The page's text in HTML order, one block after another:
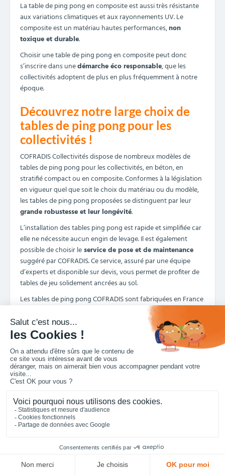
La table de ping pong en composite est aussi très résistante
aux variations climatiques et aux rayonnements UV. Le
composite est un matériau hautes performances,non
toxique et durable.
Choisir une table de ping pong en composite peut donc
s’inscrire dans unedémarche éco responsable, que les
collectivités adoptent de plus en plus fréquemment à notre
époque.
Découvrez notre large choix de
tables de ping pong pour les
collectivités !
COFRADIS Collectivités dispose de nombreux modèles de
tables de ping pong pour les collectivités, en béton, en
stratifié compact ou en composite. Conformes à la législation
en vigueur quel que soit le choix du matériau ou du modèle,
les tables de ping pong proposées se distinguent par leur
grande robustesse et leur longévité.
L’installation des tables ping pong est rapide et simplifiée car
elle ne nécessite aucun engin de levage. Il est également
possible de choisir leservice de pose et de maintenance
suggéré par COFRADIS. Ce service, assuré par une équipe
d’experts et disponible sur devis, vous permet de profiter de
tables de jeu solidement ancrées au sol.
Les tables de ping pong COFRADIS sont fabriquées en France
pour s’intégrer avec
harmonie dans l’environnement existant. Elles peuvent être
installées dans les écoles, lycées, espaces publics...
Demandez des conseils et votre devis et obtenez les prix les
plus bas sur nos produits garantis et normés.
Pour ne rien manquer,